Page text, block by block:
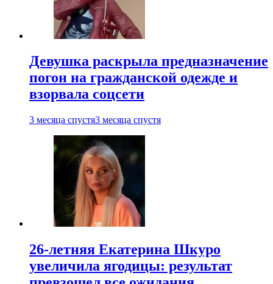
Девушка раскрыла предназначение
погон на гражданской одежде и
взорвала соцсети
3 месяца спустя3 месяца спустя
26-летняя Екатерина Шкуро
увеличила ягодицы: результат